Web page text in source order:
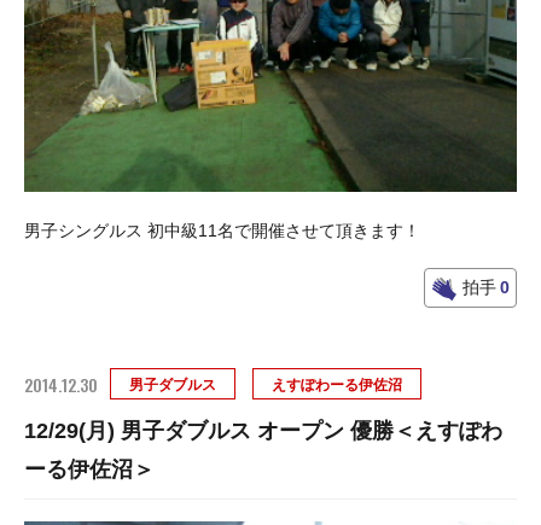
男子シングルス 初中級11名で開催させて頂きます！
拍手0
2014.12.30 男子ダブルス えすぽわーる伊佐沼
12/29(月) 男子ダブルス オープン 優勝＜えすぽわ
ーる伊佐沼＞